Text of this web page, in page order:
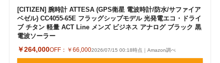
[CITIZEN] 腕時計 ATTESA (GPS衛星 電波時計/防水/サファイア
ベゼル) CC4055-65E フラッグシップモデル 光発電エコ・ドライ
ブ チタン 軽量 ACT Line メンズ ビジネス アナログ ブラック 黒
電波ソーラー
￥264,000OFF： ￥66,0002026/07/15 00:18時点｜Amazon調べ